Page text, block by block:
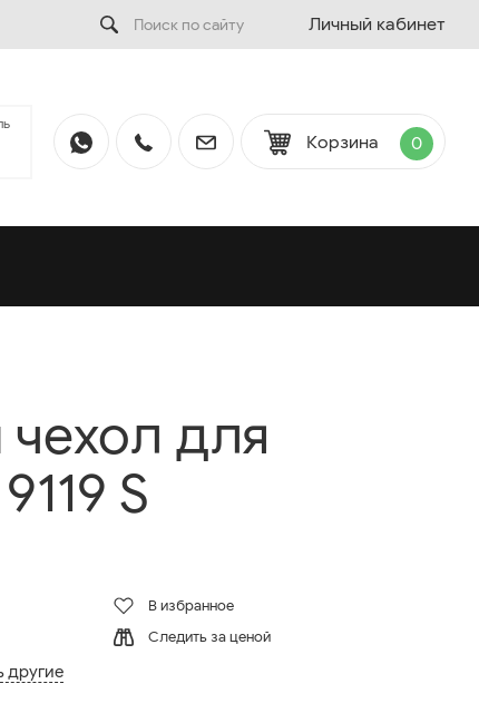
Личный кабинет
Корзина 0
для
S
другие
В избранное
Следить за ценой